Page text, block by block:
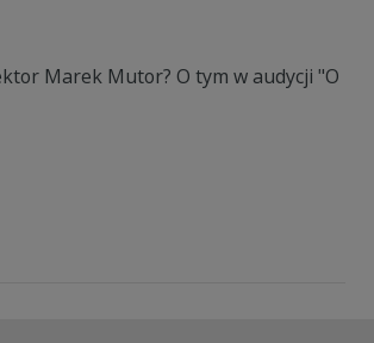
Marek Mutor? O tym w audycji "O